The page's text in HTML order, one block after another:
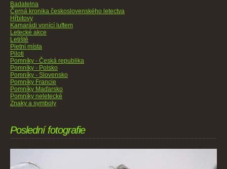
Badatelna
Černá kronika československého letectva
Hřbitovy
Kamarádi vonící luftem
Letecké akce
Letiště
Pietní místa
Piloti
Pomníky - Česká republika
Pomníky - Polsko
Pomníky - Slovensko
Pomníky Francie
Pomníky Maďarsko
Pomníky neletecké
Znaky a symboly
Poslední fotografie